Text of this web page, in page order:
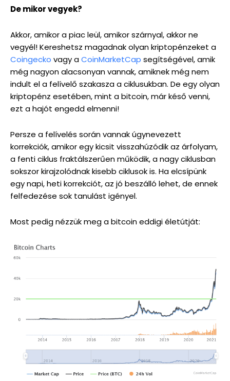
De mikor vegyek?
Akkor, amikor a piac leül, amikor szárnyal, akkor ne
vegyél! Kereshetsz magadnak olyan kriptopénzeket a
Coingecko vagy aCoinMarketCap segítségével, amik
még nagyon alacsonyan vannak, amiknek még nem
indult el a felívelő szakasza a ciklusukban. De egy olyan
kriptopénz esetében, mint a bitcoin, már késő venni,
ezt a hajót engedd elmenni!
Persze a felívelés során vannak úgynevezett
korrekciók, amikor egy kicsit visszahúzódik az árfolyam,
a fenti ciklus fraktálszerűen működik, a nagy ciklusban
sokszor kirajzolódnak kisebb ciklusok is. Ha elcsípünk
egy napi, heti korrekciót, az jó beszálló lehet, de ennek
felfedezése sok tanulást igényel.
Most pedig nézzük meg a bitcoin eddigi életútját: